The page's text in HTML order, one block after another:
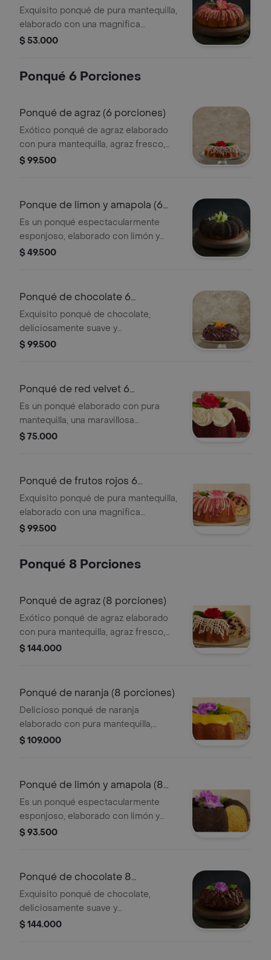
porciones
Exquisito ponqué de pura mantequilla,
elaborado con una magnifica
mermelada de fresa, mora, arándanos
presentación 2 porciones: estuche
cm)
$ 53.000
Ponqué 6 Porciones
Ponqué de agraz (6 porciones)
Exótico ponqué de agraz elaborado
con pura mantequilla, agraz fresco,
semilla de amapola y cubierto con una
(diámetro 16.7 cm, alto 8 cm)
$ 99.500
Ponque de limon y amapola (6
porciones)
Es un ponqué espectacularmente
esponjoso, elaborado con limón y
yogurt natural, cubierto con una
estuche metálico (diámetro 16.7 cm,
alto 8 cm)
$ 49.500
Ponqué de chocolate 6
porciones
Exquisito ponqué de chocolate,
deliciosamente suave y
profundamente chocolatoso, con una
metálico(diámetro 16.7 cm, alto 8 cm)
$ 99.500
Ponqué de red velvet 6
porciones
Es un ponqué elaborado con pura
mantequilla, una maravillosa
combinación de chocolate y vainilla, y
vainilla en forma de rosetones.
presentación 6 porciones: estuche
metálico( diámetro 16.5 cm, alto 8.5
cm)
$ 75.000
Ponqué de frutos rojos 6
porciones
Exquisito ponqué de pura mantequilla,
elaborado con una magnifica
mermelada de fresa, mora, arándanos
presentación 6 porciones: estuche
$ 99.500
Ponqué 8 Porciones
Ponqué de agraz (8 porciones)
Exótico ponqué de agraz elaborado
con pura mantequilla, agraz fresco,
semilla de amapola y cubierto con una
(diámetro 18.9 cm, alto 8.8 cm)
$ 144.000
Ponqué de naranja (8 porciones)
Delicioso ponqué de naranja
elaborado con pura mantequilla,
semillas de amapola y mucho sabor a
metálico (diámetro 18.9 cm, alto 8.8
$ 109.000
Ponqué de limón y amapola (8
porciones)
Es un ponqué espectacularmente
esponjoso, elaborado con limón y
yogurt natural, cubierto con una
estuche metálico (diámetro 18.9 cm,
alto 8.8 cm).
$ 93.500
Ponqué de chocolate 8
porciones
Exquisito ponqué de chocolate,
deliciosamente suave y
profundamente chocolatoso, con una
$ 144.000